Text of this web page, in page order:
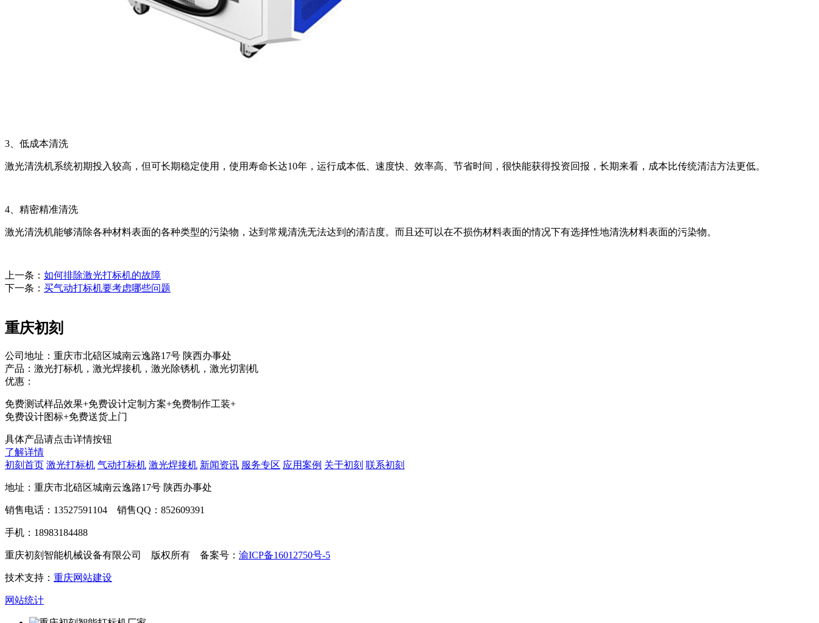
3、低成本清洗
激光清洗机系统初期投入较高，但可长期稳定使用，使用寿命长达10年，运行成本低、速度快、效率高、节省时间，很快能获得投资回报，长期来看，成本比传统清洁方法更低。
4、精密精准清洗
激光清洗机能够清除各种材料表面的各种类型的污染物，达到常规清洗无法达到的清洁度。而且还可以在不损伤材料表面的情况下有选择性地清洗材料表面的污染物。
上一条： 如何排除激光打标机的故障
下一条： 买气动打标机要考虑哪些问题
重庆初刻
公司地址：重庆市北碚区城南云逸路17号 陕西办事处
产品：激光打标机，激光焊接机，激光除锈机，激光切割机
优惠：
免费测试样品效果+免费设计定制方案+免费制作工装+
免费设计图标+免费送货上门
具体产品请点击详情按钮
了解详情
初刻首页 激光打标机 气动打标机 激光焊接机 新闻资讯 服务专区 应用案例 关于初刻 联系初刻
地址：重庆市北碚区城南云逸路17号 陕西办事处
销售电话：13527591104 销售QQ：852609391
手机：18983184488
重庆初刻智能机械设备有限公司 版权所有 备案号： 渝ICP备16012750号-5
技术支持： 重庆网站建设
网站统计